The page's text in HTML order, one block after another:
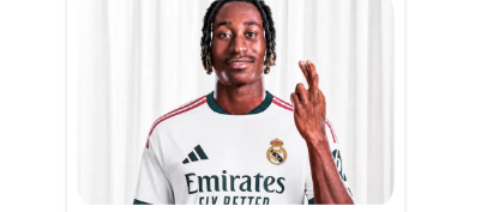
Эрдоган: Мекканское
соглашение о коллективной
обороне открыто для новых
участников
Том Холланд и Зендея тайно
поженились